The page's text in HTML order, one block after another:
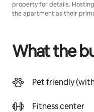
property for details.
the apartment as their
What the
Pet friendly
Fitness center